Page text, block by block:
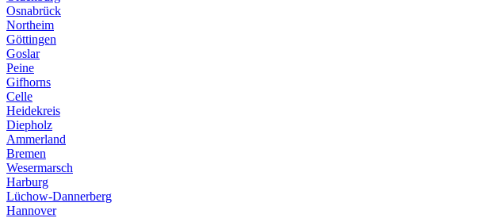
Osnabrück
Northeim
Göttingen
Goslar
Peine
Gifhorns
Celle
Heidekreis
Diepholz
Ammerland
Bremen
Wesermarsch
Harburg
Lüchow-Dannerberg
Hannover